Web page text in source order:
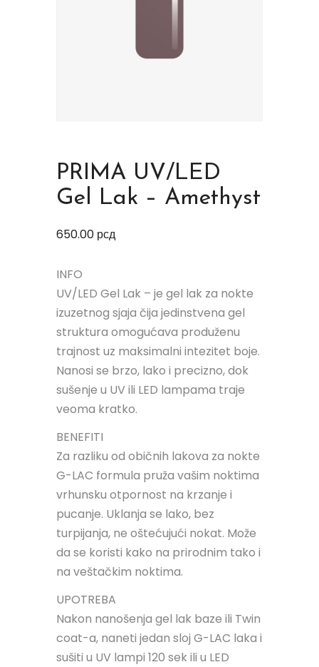
PRIMA UV/LED
Gel Lak – Amethyst
650.00 рсд
INFO
UV/LED Gel Lak – je gel lak za nokte
izuzetnog sjaja čija jedinstvena gel
struktura omogućava produženu
trajnost uz maksimalni intezitet boje.
Nanosi se brzo, lako i precizno, dok
sušenje u UV ili LED lampama traje
veoma kratko.
BENEFITI
Za razliku od običnih lakova za nokte
G-LAC formula pruža vašim noktima
vrhunsku otpornost na krzanje i
pucanje. Uklanja se lako, bez
turpijanja, ne oštećujući nokat. Može
da se koristi kako na prirodnim tako i
na veštačkim noktima.
UPOTREBA
Nakon nanošenja gel lak baze ili Twin
coat-a, naneti jedan sloj G-LAC laka i
sušiti u UV lampi 120 sek ili u LED